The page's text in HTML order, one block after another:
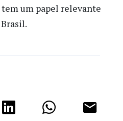
tem um papel relevante